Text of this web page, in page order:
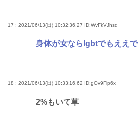
17 : 2021/06/13(日) 10:32:36.27 ID:WvFkVJhsd
身体が女ならlgbtでもええで
18 : 2021/06/13(日) 10:33:16.62 ID:gOv9Flp6x
2%もいて草